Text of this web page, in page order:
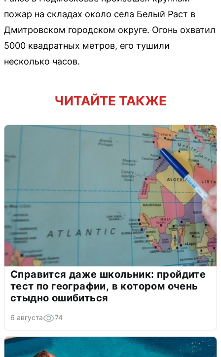
пожар на складах около села Белый Раст в
Дмитровском городском округе. Огонь охватил
5000 квадратных метров, его тушили
несколько часов.
ЧИТАЙТЕ ТАКЖЕ
Справится даже школьник: пройдите
тест по географии, в котором очень
стыдно ошибиться
6 августа 74